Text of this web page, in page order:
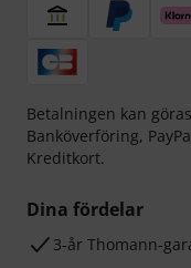
Betalningen kan
Banköverföring,
Kreditkort.
Dina fördelar
3-år Thomann-